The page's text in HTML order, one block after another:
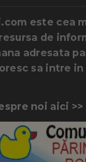
este cea
de
adresata
sa intre
noi aici >>